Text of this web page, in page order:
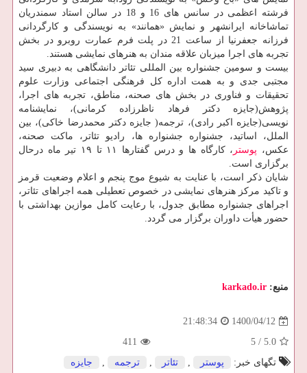
فرشته اعظمی در سانس های 16 و 18 در سالن استاد سمندریان
تماشاخانه ایرانشهر و نمایش «همانند» به نویسندگی و کارگردانی
فرزانه جعفرنیا از ساعت 21 در پلت فرم عمارت روبرو در بخش
تجربه های اجرا میزبان علاقه مندان به هنرهای نمایشی هستند.
بیست و سومین جشنواره بین المللی تئاتر دانشگاهی به دبیری سید
مجتبی جدی و به همت اداره کل فرهنگی اجتماعی وزارت علوم
تحقیقات و فناوری در بخش های صحنه، مناطق، تجربه های اجرا،
پژوهش(جایزه دکتر فرهاد ناظرزاده کرمانی)، نمایشنامه
نویسی(جایزه اکبر رادی)، ترجمه( جایزه دکتر محمدرضا خاکی)، بین
الملل، اساتید، جشنواره جشنواره ها، رادیو تئاتر، ماکت صحنه،
عکس، پوستر
، کارگاه ها و درس گفتارها ۱۱ تا ۱۹ تیر ماه درحال
برگزاری است.
شایان ذکر است، با عنایت به شیوع موج پنجم و اعلام وضعیت قرمز
و تاکید مرکز هنرهای نمایشی در خصوص تعطیلی همه اجراهای تئاتر،
اجراهای جشنواره مطابق جدول، با رعایت کامل موازین بهداشتی با
حضور هیأت داوران برگزار می گردد.
منبع: karkado.ir
1400/04/12
21:48:34
5.0
/
5
411
تگهای خبر:
پوستر , تئاتر , ترجمه , جایزه